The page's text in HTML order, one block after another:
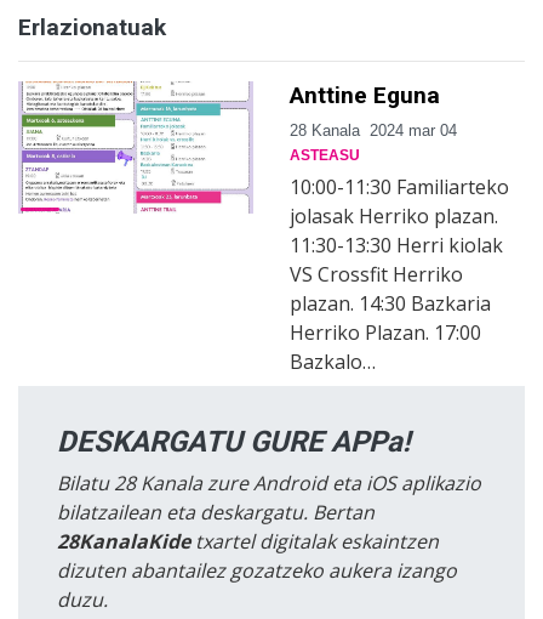
Erlazionatuak
Anttine Eguna
28 Kanala 2024 mar 04
ASTEASU
10:00-11:30 Familiarteko
jolasak Herriko plazan.
11:30-13:30 Herri kiolak
VS Crossfit Herriko
plazan. 14:30 Bazkaria
Herriko Plazan. 17:00
Bazkalo…
DESKARGATU GURE APPa!
Bilatu 28 Kanala zure Android eta iOS aplikazio
bilatzailean eta deskargatu. Bertan
28KanalaKidetxartel digitalak eskaintzen
dizuten abantailez gozatzeko aukera izango
duzu.